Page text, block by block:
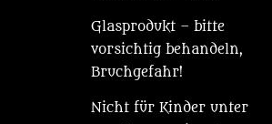
Glasprodukt – bitte
vorsichtig behandeln,
Bruchgefahr!
Nicht für Kinder unter